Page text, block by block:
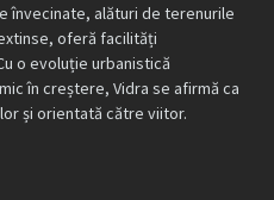
învecinate, alături de terenurile
oferă facilități
o evoluție urbanistică
în creștere, Vidra se afirmă ca
și orientată către viitor.